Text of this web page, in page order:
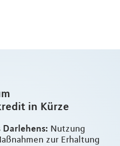
in Kürze
Nutzung
zur Erhaltung